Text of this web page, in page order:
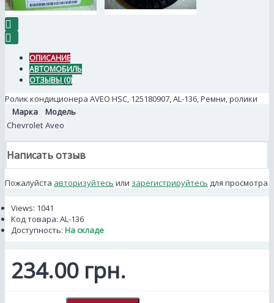
ОПИСАНИЕ
АВТОМОБИЛЬ
ОТЗЫВЫ (0)
Ролик кондиционера AVEO HSC, 125180907, AL-136, Ремни, ролики
Марка
Модель
Chevrolet Aveo
Написать отзыв
Пожалуйста авторизуйтесь или зарегистрируйтесь для просмотра
Views: 1041
Код товара: AL-136
Доступность: На складе
234.00 грн.